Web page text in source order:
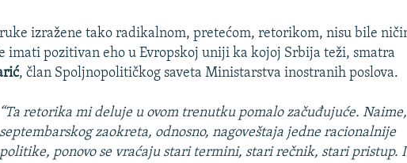
izražene tako radikalnom, pretećom, retorikom, nisu bile
imati pozitivan eho u Evropskoj uniji ka kojoj Srbija teži, smatra
, član Spoljnopolitičkog saveta Ministarstva inostranih poslova.
“Ta retorika mi deluje u ovom trenutku pomalo začuđujuće.
septembarskog zaokreta, odnosno, nagoveštaja jedne racionalnije
politike, ponovo se vraćaju stari termini, stari rečnik, stari pristup. I